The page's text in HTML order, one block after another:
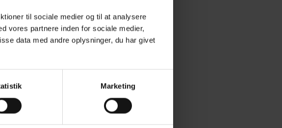
til sociale medier og til at analysere
vores partnere inden for sociale medier,
data med andre oplysninger, du har givet
Marketing